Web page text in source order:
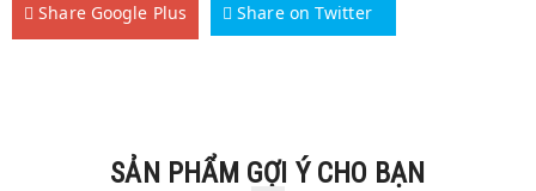
Share Google Plus Share on Twitter
SẢN PHẨM GỢI Ý CHO BẠN